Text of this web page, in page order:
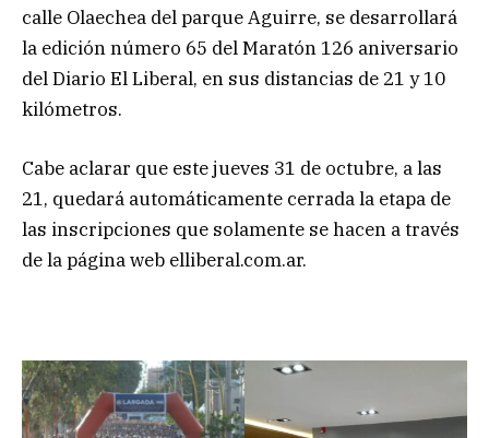
calle Olaechea del parque Aguirre, se desarrollará
la edición número 65 del Maratón 126 aniversario
del Diario El Liberal, en sus distancias de 21 y 10
kilómetros.
Cabe aclarar que este jueves 31 de octubre, a las
21, quedará automáticamente cerrada la etapa de
las inscripciones que solamente se hacen a través
de la página web elliberal.com.ar.